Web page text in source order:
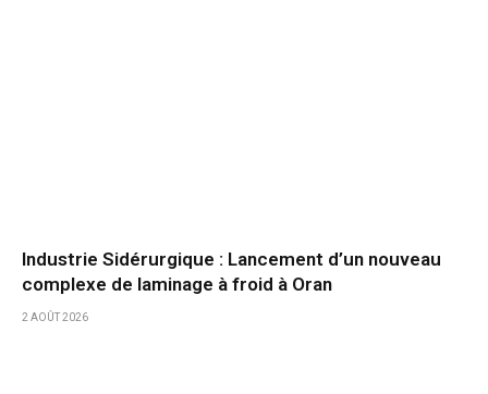
Industrie Sidérurgique : Lancement d’un nouveau
complexe de laminage à froid à Oran
2 AOÛT 2026